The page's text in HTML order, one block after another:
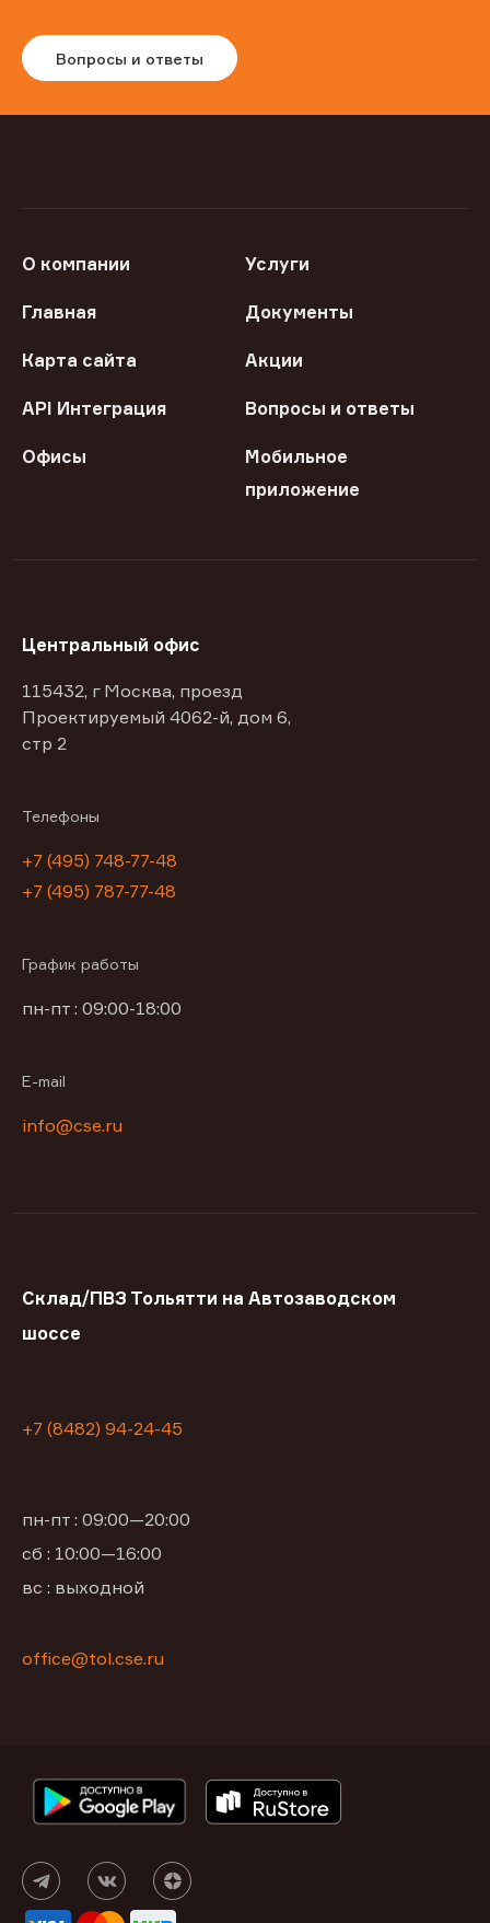
Вопросы и ответы
О компании Услуги
Главная Документы
Карта сайта Акции
API Интеграция Вопросы и ответы
Офисы
Мобильное
приложение
Центральный офис
115432, г Москва, проезд
Проектируемый 4062-й, дом 6,
стр 2
Телефоны
+7 (495) 748-77-48
+7 (495) 787-77-48
График работы
пн-пт : 09:00-18:00
E-mail
info@cse.ru
Склад/ПВЗ Тольятти на Автозаводском
шоссе
+7 (8482) 94-24-45
пн-пт : 09:00—20:00
сб : 10:00—16:00
вс : выходной
office@tol.cse.ru